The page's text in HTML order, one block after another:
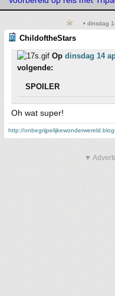
• dinsdag
ChildoftheStars
Op dinsdag 14
volgende:
SPOILER
Oh wat super!
http://
▼